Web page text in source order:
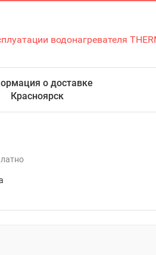
водонагревателя
о доставке
Красноярск